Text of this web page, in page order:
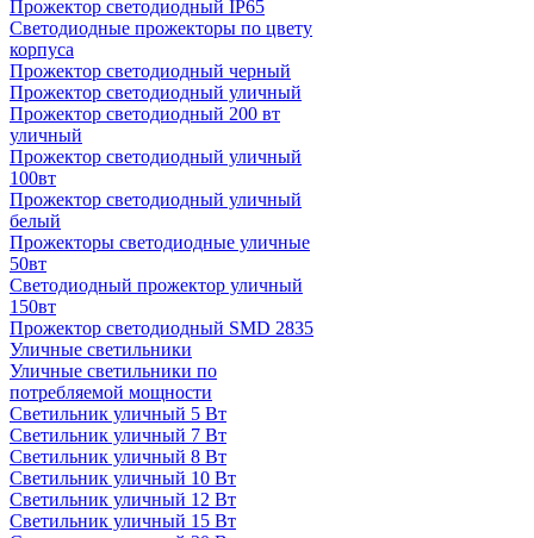
Прожектор светодиодный IP65
Светодиодные прожекторы по цвету
корпуса
Прожектор светодиодный черный
Прожектор светодиодный уличный
Прожектор светодиодный 200 вт
уличный
Прожектор светодиодный уличный
100вт
Прожектор светодиодный уличный
белый
Прожекторы светодиодные уличные
50вт
Светодиодный прожектор уличный
150вт
Прожектор светодиодный SMD 2835
Уличные светильники
Уличные светильники по
потребляемой мощности
Светильник уличный 5 Вт
Светильник уличный 7 Вт
Светильник уличный 8 Вт
Светильник уличный 10 Вт
Светильник уличный 12 Вт
Светильник уличный 15 Вт